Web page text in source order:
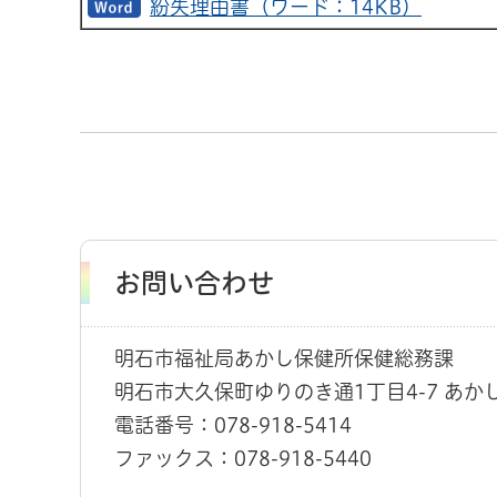
紛失理由書（ワード：14KB）
お問い合わせ
明石市福祉局あかし保健所保健総務課
明石市大久保町ゆりのき通1丁目4-7 あか
電話番号：078-918-5414
ファックス：078-918-5440